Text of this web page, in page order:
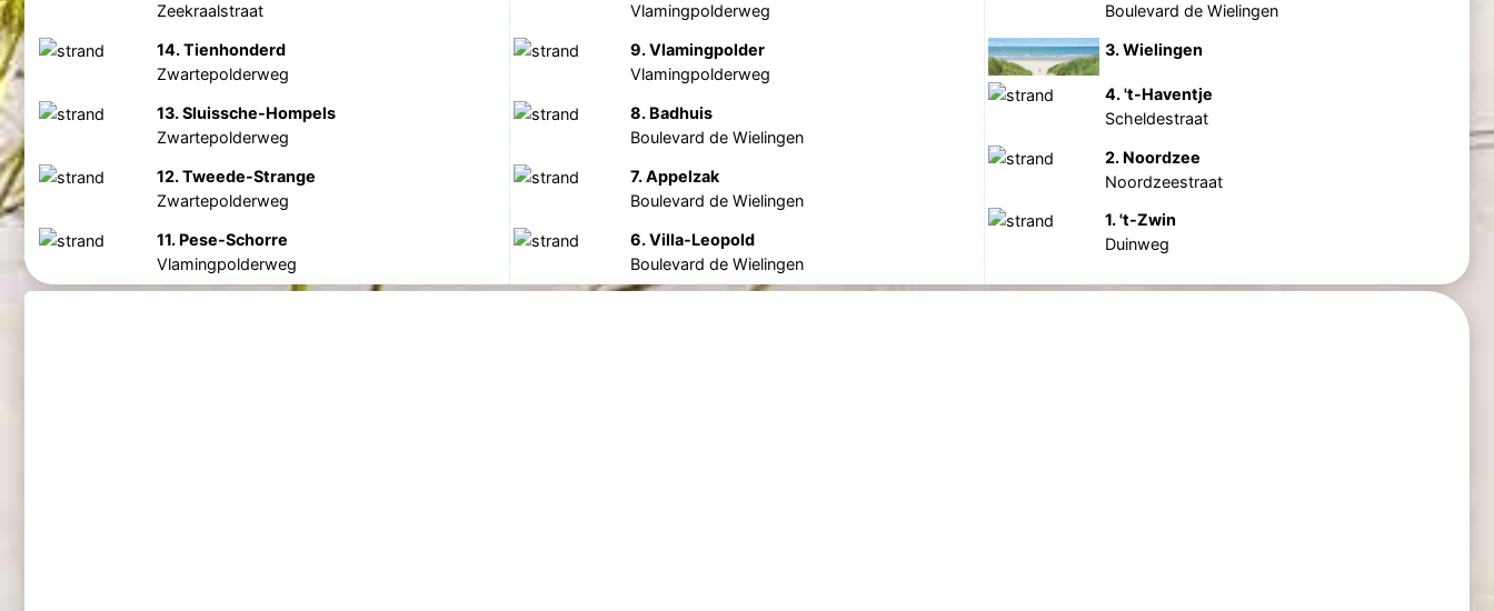
Zeekraalstraat
14. Tienhonderd
Zwartepolderweg
13. Sluissche-Hompels
Zwartepolderweg
12. Tweede-Strange
Zwartepolderweg
11. Pese-Schorre
Vlamingpolderweg
Vlamingpolderweg
9. Vlamingpolder
Vlamingpolderweg
8. Badhuis
Boulevard de Wielingen
7. Appelzak
Boulevard de Wielingen
6. Villa-Leopold
Boulevard de Wielingen
Boulevard de Wielingen
3. Wielingen
4. 't-Haventje
Scheldestraat
2. Noordzee
Noordzeestraat
1. 't-Zwin
Duinweg